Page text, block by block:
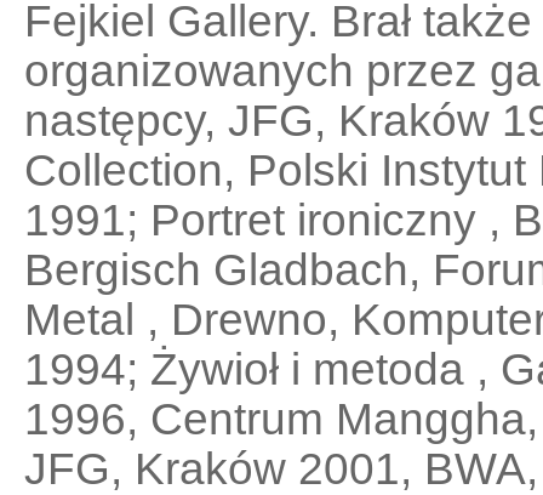
Fejkiel Gallery. Brał
organizowanych przez
następcy, JFG, Kraków
Collection, Polski
1991; Portret ironiczny ,
Bergisch Gladbach,
Metal , Drewno,
1994; Żywioł i metoda ,
1996, Centrum
JFG, Kraków 2001,